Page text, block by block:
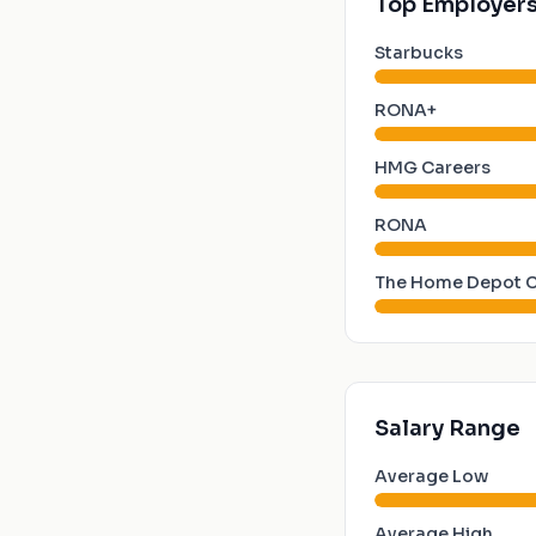
Starbucks
RONA+
HMG Careers
RONA
The Home Depot
Salary Range
Average Low